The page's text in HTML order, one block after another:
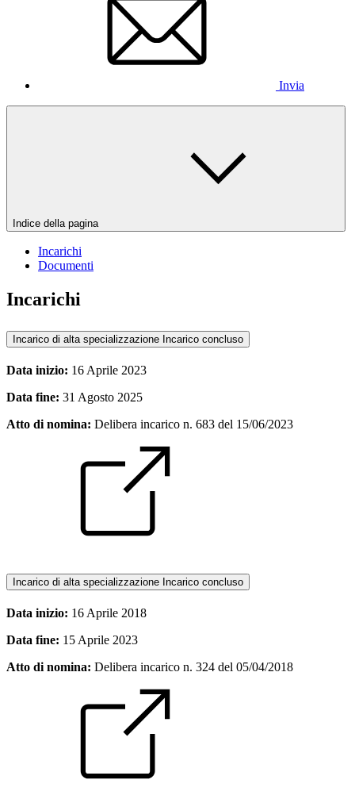
Invia
Indice della pagina
Incarichi
Documenti
Incarichi
Incarico di alta specializzazione Incarico concluso
Data inizio: 16 Aprile 2023
Data fine: 31 Agosto 2025
Atto di nomina: Delibera incarico n. 683 del 15/06/2023
Incarico di alta specializzazione Incarico concluso
Data inizio: 16 Aprile 2018
Data fine: 15 Aprile 2023
Atto di nomina: Delibera incarico n. 324 del 05/04/2018